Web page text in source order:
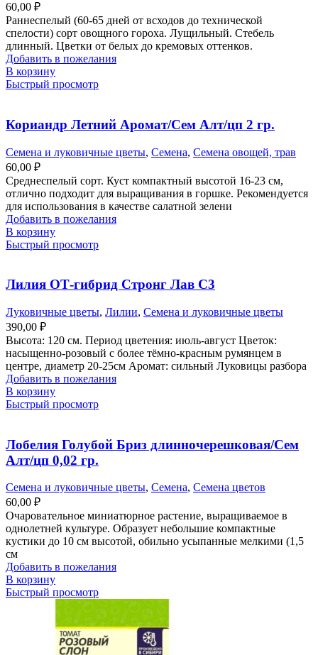
60,00 ₽
Раннеспелый (60-65 дней от всходов до технической
спелости) сорт овощного гороха. Лущильный. Стебель
длинный. Цветки от белых до кремовых оттенков.
Добавить в пожелания
В корзину
Быстрый просмотр
Кориандр Летний Аромат/Сем Алт/цп 2 гр.
Семена и луковичные цветы, Семена, Семена овощей, трав
60,00 ₽
Среднеспелый сорт. Куст компактный высотой 16-23 см,
отлично подходит для выращивания в горшке. Рекомендуется
для использования в качестве салатной зелени
Добавить в пожелания
В корзину
Быстрый просмотр
Лилия ОТ-гибрид Стронг Лав С3
Луковичные цветы, Лилии, Семена и луковичные цветы
390,00 ₽
Высота: 120 см. Период цветения: июль-август Цветок:
насыщенно-розовый с более тёмно-красным румянцем в
центре, диаметр 20-25см Аромат: сильный Луковицы разбора
Добавить в пожелания
В корзину
Быстрый просмотр
Лобелия Голубой Бриз длинночерешковая/Сем
Алт/цп 0,02 гр.
Семена и луковичные цветы, Семена, Семена цветов
60,00 ₽
Очаровательное миниатюрное растение, выращиваемое в
однолетней культуре. Образует небольшие компактные
кустики до 10 см высотой, обильно усыпанные мелкими (1,5
см
Добавить в пожелания
В корзину
Быстрый просмотр